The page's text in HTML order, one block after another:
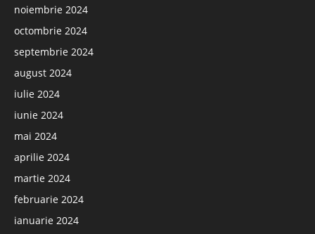
noiembrie 2024
octombrie 2024
septembrie 2024
august 2024
iulie 2024
iunie 2024
mai 2024
aprilie 2024
martie 2024
februarie 2024
ianuarie 2024